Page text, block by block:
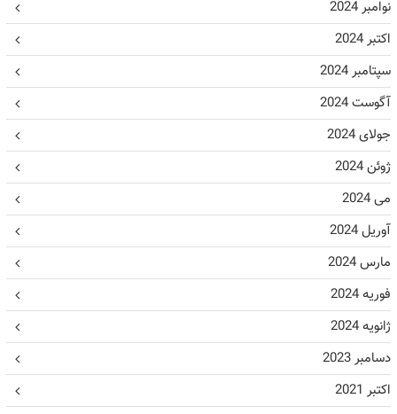
نوامبر 2024
اکتبر 2024
سپتامبر 2024
آگوست 2024
جولای 2024
ژوئن 2024
می 2024
آوریل 2024
مارس 2024
فوریه 2024
ژانویه 2024
دسامبر 2023
اکتبر 2021